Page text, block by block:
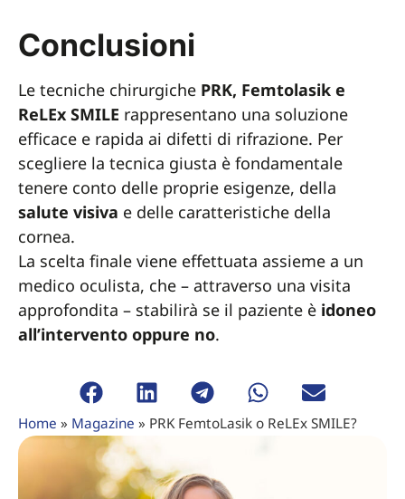
Home » Magazine » PRK FemtoLasik o ReLEx SMILE?
Conclusioni
Le tecniche chirurgiche PRK, Femtolasik e
ReLEx SMILE rappresentano una soluzione
efficace e rapida ai difetti di rifrazione. Per
scegliere la tecnica giusta è fondamentale
tenere conto delle proprie esigenze, della
salute visiva e delle caratteristiche della
cornea.
La scelta finale viene effettuata assieme a un
medico oculista, che – attraverso una visita
approfondita – stabilirà se il paziente è idoneo
all’intervento oppure no.